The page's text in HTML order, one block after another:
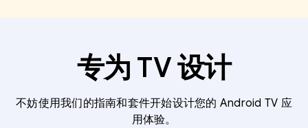
专为 TV 设计
不妨使用我们的指南和套件开始设计您的 Android TV 应
用体验。